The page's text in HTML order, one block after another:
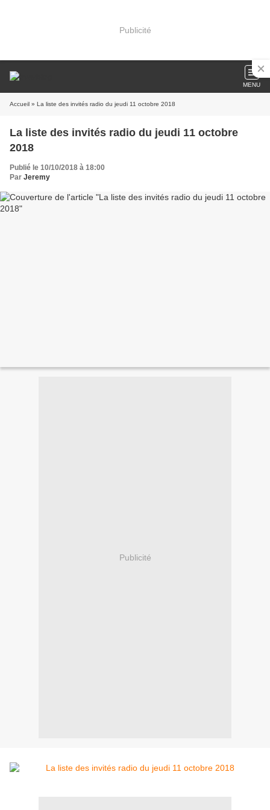
Publicité
MENU
Accueil » La liste des invités radio du jeudi 11 octobre 2018
La liste des invités radio du jeudi 11 octobre
2018
Publié le 10/10/2018 à 18:00
Par Jeremy
Publicité